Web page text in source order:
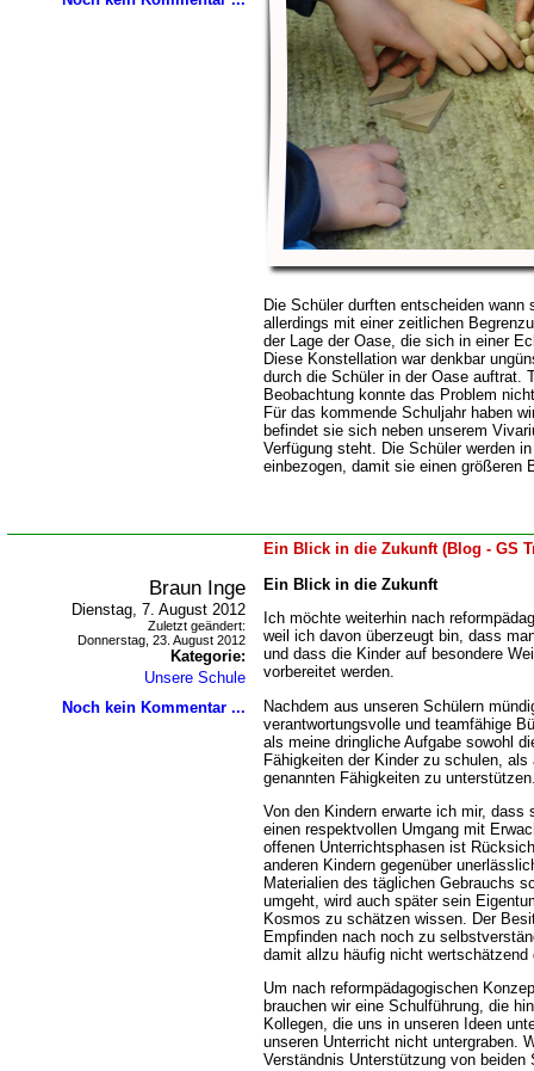
Die Schüler durften entscheiden
allerdings mit einer zeitlichen
der Lage der Oase, die sich in einer
Diese Konstellation war denkbar
durch die Schüler in der Oase auftrat.
Beobachtung konnte das Problem
Für das kommende Schuljahr haben
befindet sie sich neben unserem
Verfügung steht. Die Schüler werden
einbezogen, damit sie einen größeren
Ein Blick in die Zukunft (Blog - GS
Braun Inge
Dienstag, 7. August 2012
Zuletzt geändert:
Donnerstag, 23. August 2012
Kategorie:
Unsere Schule
Noch kein Kommentar ...
Ein Blick in die Zukunft
Ich möchte weiterhin nach
weil ich davon überzeugt bin, dass
und dass die Kinder auf besondere
vorbereitet werden.
Nachdem aus unseren Schülern
verantwortungsvolle und teamfähige
als meine dringliche Aufgabe sowohl
Fähigkeiten der Kinder zu schulen,
genannten Fähigkeiten zu
Von den Kindern erwarte ich mir,
einen respektvollen Umgang mit
offenen Unterrichtsphasen ist
anderen Kindern gegenüber
Materialien des täglichen Gebrauchs
umgeht, wird auch später sein
Kosmos zu schätzen wissen. Der
Empfinden nach noch zu
damit allzu häufig nicht wertschätzend
Um nach reformpädagogischen
brauchen wir eine Schulführung, die
Kollegen, die uns in unseren Ideen
unseren Unterricht nicht untergraben.
Verständnis Unterstützung von beiden